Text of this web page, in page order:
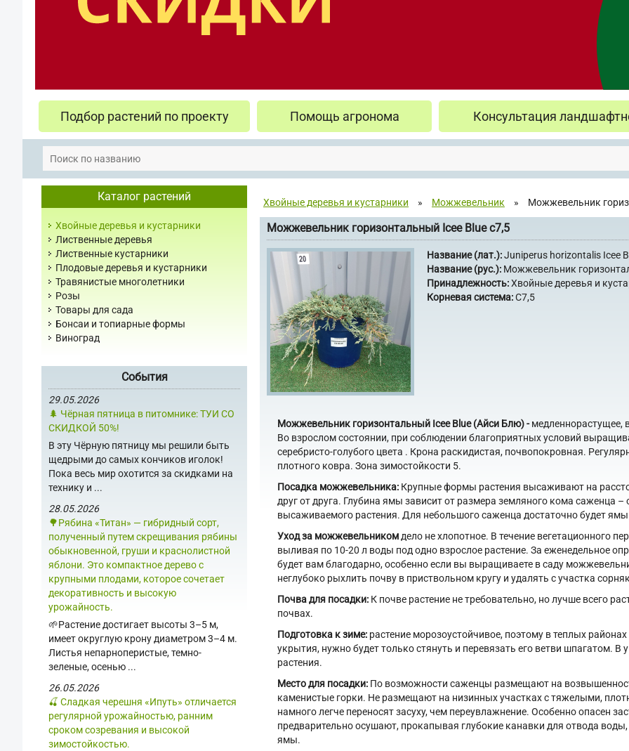
Подбор растений по проекту Помощь агронома Консультация
Каталог растений
Хвойные деревья и кустарники
Лиственные деревья
Лиственные кустарники
Плодовые деревья и кустарники
Травянистые многолетники
Розы
Товары для сада
Бонсаи и топиарные формы
Виноград
События
29.05.2026
🌲 Чёрная пятница в питомнике: ТУИ СО
СКИДКОЙ 50%!
В эту Чёрную пятницу мы решили быть
щедрыми до самых кончиков иголок!
Пока весь мир охотится за скидками на
технику и ...
28.05.2026
🌳Рябина «Титан» — гибридный сорт,
полученный путем скрещивания рябины
обыкновенной, груши и краснолистной
яблони. Это компактное дерево с
крупными плодами, которое сочетает
декоративность и высокую
урожайность.
🌱Растение достигает высоты 3–5 м,
имеет округлую крону диаметром 3–4 м.
Листья непарноперистые, темно-
зеленые, осенью ...
26.05.2026
🍒 Сладкая черешня «Ипуть» отличается
регулярной урожайностью, ранним
сроком созревания и высокой
зимостойкостью.
Хвойные деревья и кустарники » Можжевельник » Можжевельник
Можжевельник горизонтальный Icee Blue с7,5
Название (лат.):Juniperus horizontalis Icee
Название (рус.): Можжевельник
Принадлежность:Хвойные деревья и
Корневая система:С7,5
Можжевельник горизонтальный Icee Blue (Айси Блю) -медленнорастущее,
Во взрослом состоянии, при соблюдении благоприятных условий
серебристо-голубого цвета . Крона раскидистая, почвопокровная.
плотного ковра. Зона зимостойкости 5.
Посадка можжевельника: Крупные формы растения высаживают на
друг от друга. Глубина ямы зависит от размера земляного кома саженца
высаживаемого растения. Для небольшого саженца достаточно будет
Уход за можжевельником дело не хлопотное. В течение вегетационного
выливая по 10-20 л воды под одно взрослое растение. За еженедельное
будет вам благодарно, особенно если вы выращиваете в саду
неглубоко рыхлить почву в приствольном кругу и удалять с участка
Почва для посадки: К почве растение не требовательно, но лучше всего
почвах.
Подготовка к зиме: растение морозоустойчивое, поэтому в теплых
укрытия, нужно будет только стянуть и перевязать его ветви шпагатом.
растения.
Место для посадки: По возможности саженцы размещают на
каменистые горки. Не размещают на низинных участках с тяжелыми,
намного легче переносят засуху, чем переувлажнение. Особенно опасен
предварительно осушают, прокапывая глубокие канавки для отвода
ямы.